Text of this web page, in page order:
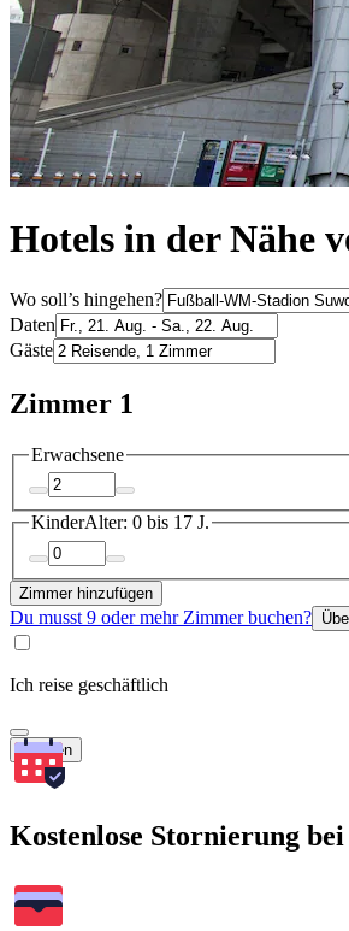
Hotels in der Nähe
Wo soll’s hingehen?
Daten
Gäste
Zimmer 1
Erwachsene
KinderAlter: 0 bis 17 J.
Zimmer hinzufügen
Du musst 9 oder mehr Zimmer buchen?
Ich reise geschäftlich
Suchen
Kostenlose Stornierung